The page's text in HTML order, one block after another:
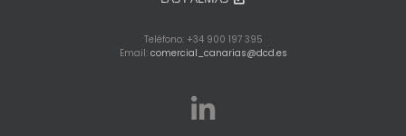
Teléfono: +34 900 197 395
Email: comercial_canarias@dcd.es